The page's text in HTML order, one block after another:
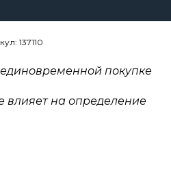
137110
покупке
влияет на определение